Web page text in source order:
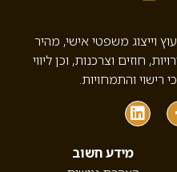
וייצוג משפטי אישי, מהיר
חוזים וצרכנות, וכן ליווי
רישוי והתמחויות.
מידע חשוב